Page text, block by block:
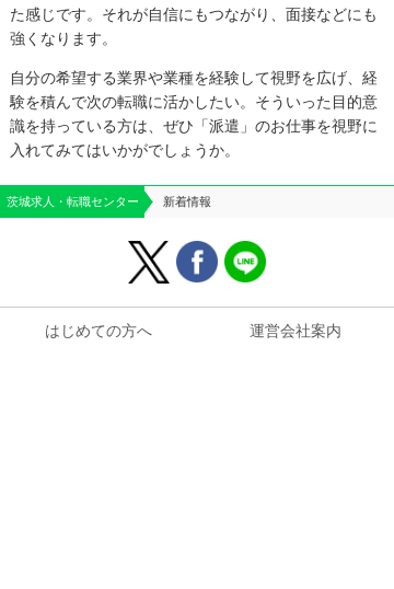
た感じです。それが自信にもつながり、面接などにも
強くなります。
自分の希望する業界や業種を経験して視野を広げ、経
験を積んで次の転職に活かしたい。そういった目的意
識を持っている方は、ぜひ「派遣」のお仕事を視野に
入れてみてはいかがでしょうか。
茨城求人・転職センター 新着情報
はじめての方へ 運営会社案内